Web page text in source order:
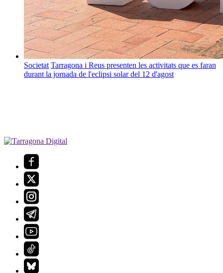
Societat Tarragona i Reus presenten les activitats que es faran
durant la jornada de l'eclipsi solar del 12 d'agost